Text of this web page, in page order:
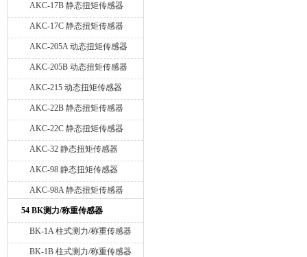
AKC-17B 静态扭矩传感器
AKC-17C 静态扭矩传感器
AKC-205A 动态扭矩传感器
AKC-205B 动态扭矩传感器
AKC-215 动态扭矩传感器
AKC-22B 静态扭矩传感器
AKC-22C 静态扭矩传感器
AKC-32 静态扭矩传感器
AKC-98 静态扭矩传感器
AKC-98A 静态扭矩传感器
54 BK测力/称重传感器
BK-1A 柱式测力/称重传感器
BK-1B 柱式测力/称重传感器